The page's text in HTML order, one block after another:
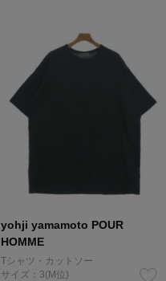
yohji yamamoto POUR
HOMME
Tシャツ・カットソー
サイズ：3(M位)